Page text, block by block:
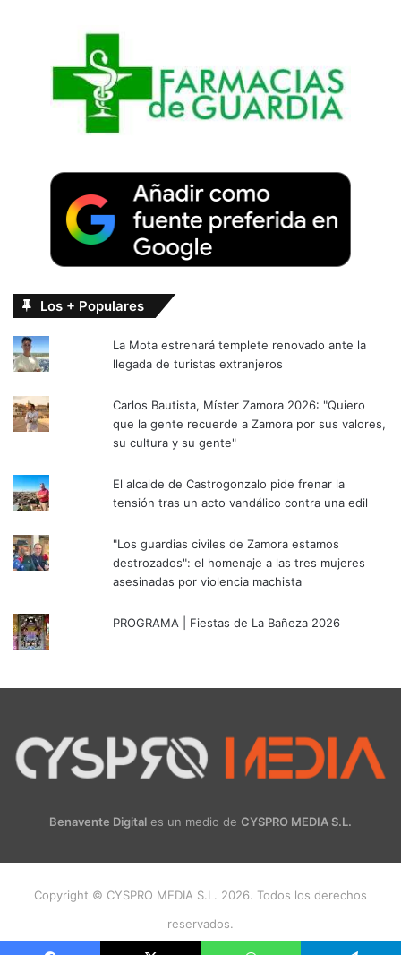
Los + Populares
La Mota estrenará templete renovado ante la
llegada de turistas extranjeros
Carlos Bautista, Míster Zamora 2026: "Quiero
que la gente recuerde a Zamora por sus valores,
su cultura y su gente"
El alcalde de Castrogonzalo pide frenar la
tensión tras un acto vandálico contra una edil
"Los guardias civiles de Zamora estamos
destrozados": el homenaje a las tres mujeres
asesinadas por violencia machista
PROGRAMA | Fiestas de La Bañeza 2026
Benavente Digital es un medio de CYSPRO MEDIA S.L.
Copyright © CYSPRO MEDIA S.L. 2026. Todos los derechos
reservados.